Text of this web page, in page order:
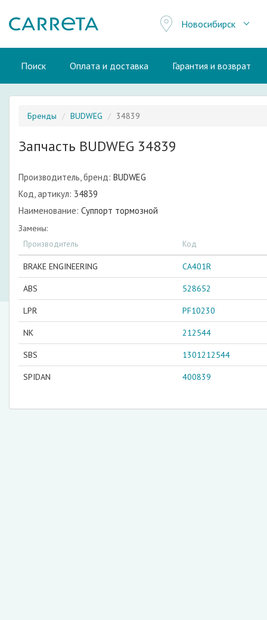
Новосибирск
Поиск Оплата и доставка Гарантия и возврат
Бренды BUDWEG 34839
Запчасть BUDWEG 34839
Производитель, бренд: BUDWEG
Код, артикул: 34839
Наименование: Суппорт тормозной
Замены:
Производитель Код
BRAKE ENGINEERING CA401R
ABS 528652
LPR PF10230
NK 212544
SBS 1301212544
SPIDAN 400839